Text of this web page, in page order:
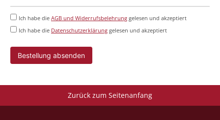
Ich habe die AGB und Widerrufsbelehrung gelesen und akzeptiert
Ich habe die Datenschutzerklärung gelesen und akzeptiert
Bestellung absenden
Zurück zum Seitenanfang